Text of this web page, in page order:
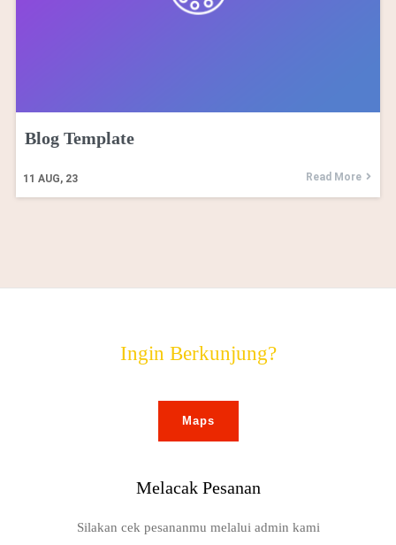
Blog Template
11 AUG, 23 Read More
Ingin Berkunjung?
Maps
Melacak Pesanan
Silakan cek pesananmu melalui admin kami